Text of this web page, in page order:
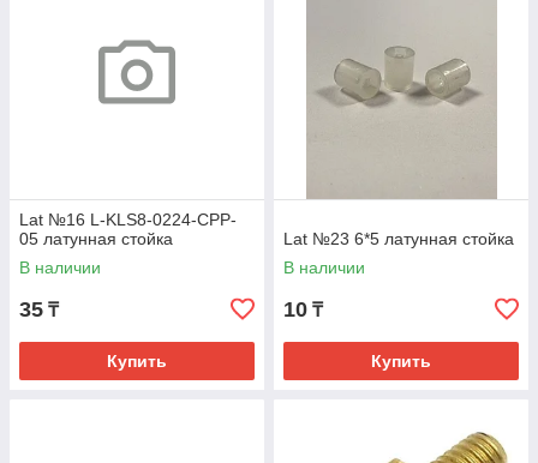
Lat №16 L-KLS8-0224-CPP-
05 латунная стойка
В наличии
35 ₸
Купить
Lat №23 6*5 латунная стойка
В наличии
10 ₸
Купить